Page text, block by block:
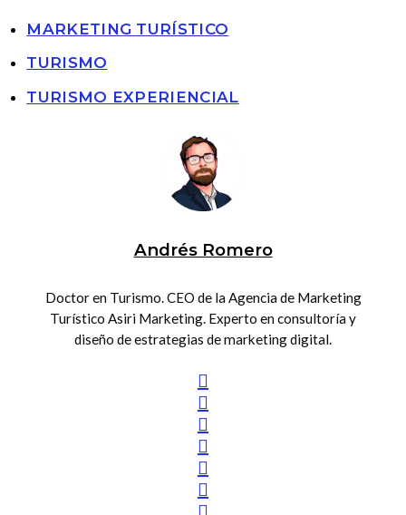
MARKETING TURÍSTICO
TURISMO
TURISMO EXPERIENCIAL
Andrés Romero
Doctor en Turismo. CEO de la Agencia de Marketing
Turístico Asiri Marketing. Experto en consultoría y
diseño de estrategias de marketing digital.